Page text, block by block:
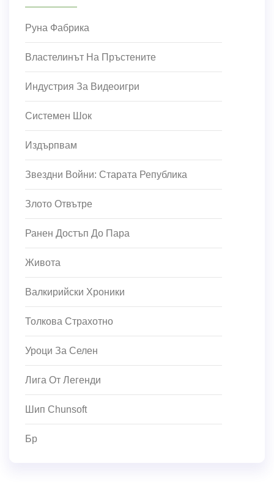
Руна Фабрика
Властелинът На Пръстените
Индустрия За Видеоигри
Системен Шок
Издърпвам
Звездни Войни: Старата Република
Злото Отвътре
Ранен Достъп До Пара
Живота
Валкирийски Хроники
Толкова Страхотно
Уроци За Селен
Лига От Легенди
Шип Chunsoft
Бр